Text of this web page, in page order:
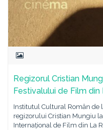
Regizorul Cristian
Festivalului de Film din
Institutul Cultural Român de
regizorului Cristian Mungiu
Internațional de Film din La